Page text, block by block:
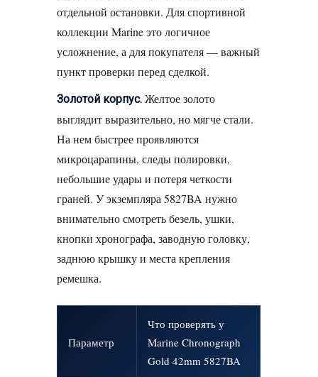
отдельной остановки. Для спортивной
коллекции Marine это логичное
усложнение, а для покупателя — важный
пункт проверки перед сделкой.
Золотой корпус. Желтое золото
выглядит выразительно, но мягче стали.
На нем быстрее проявляются
микроцарапины, следы полировки,
небольшие удары и потеря четкости
граней. У экземпляра 5827BA нужно
внимательно смотреть безель, ушки,
кнопки хронографа, заводную головку,
заднюю крышку и места крепления
ремешка.
Параметр
Что проверять у
Marine Chronograph
Gold 42mm 5827BA